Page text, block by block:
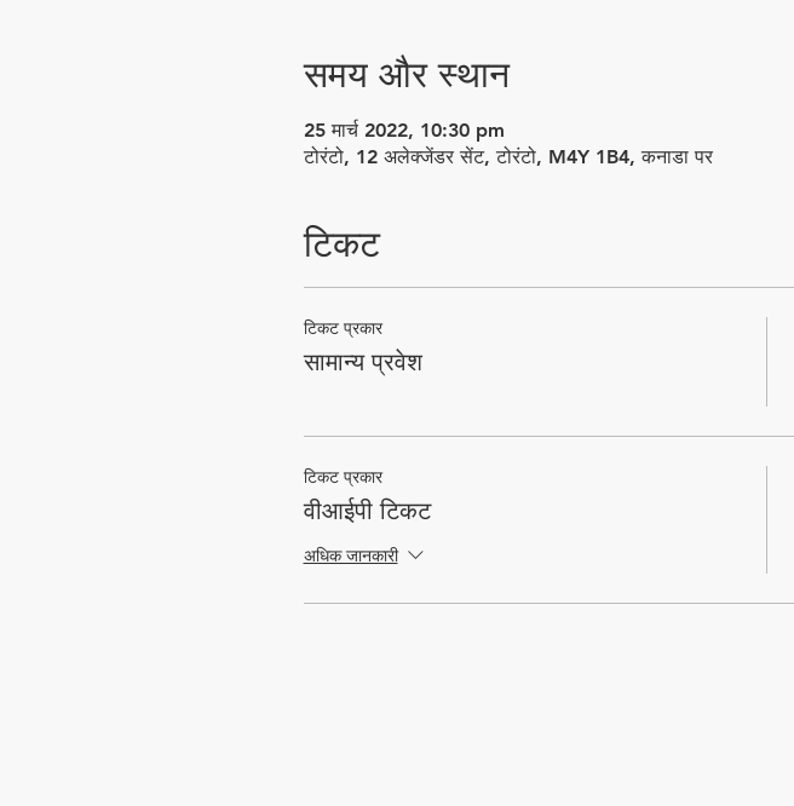
समय और स्थान
25 मार्च 2022, 10:30 pm
टोरंटो, 12 अलेक्जेंडर सेंट, टोरंटो, M4Y 1B4, कनाडा पर
टिकट
टिकट प्रकार
सामान्य प्रवेश
टिकट प्रकार
वीआईपी टिकट
अधिक जानकारी